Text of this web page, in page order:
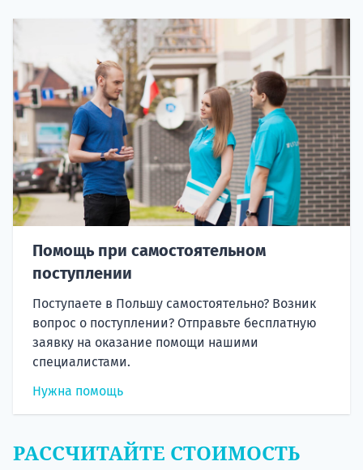
Помощь при самостоятельном
поступлении
Поступаете в Польшу самостоятельно? Возник
вопрос о поступлении? Отправьте бесплатную
заявку на оказание помощи нашими
специалистами.
Нужна помощь
РАССЧИТАЙТЕ СТОИМОСТЬ